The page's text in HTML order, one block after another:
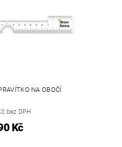
NA OBOČÍ
bez DPH
Kč